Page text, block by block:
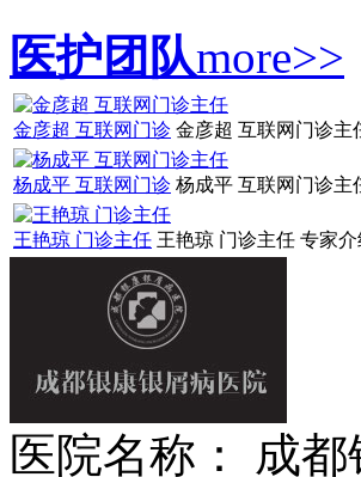
医护团队more>>
金彦超 互联网门诊 金彦超 互联网门诊主
杨成平 互联网门诊 杨成平 互联网门诊主
王艳琼 门诊主任 王艳琼 门诊主任 专家
医院名称： 成